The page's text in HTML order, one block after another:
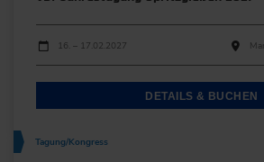
Durchführungen
Veranstaltungsdatum
16. – 17.02.2027
DETAILS & BUCHEN
Tagung/Kongress